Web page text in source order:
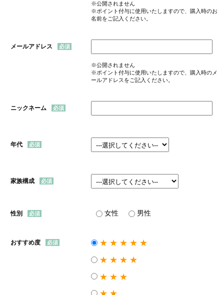
※公開されません
※ポイント付与に使用いたしますので、購入時のお
名前をご記入ください。
メールアドレス
※公開されません
※ポイント付与に使用いたしますので、購入時のメ
ールアドレスをご記入ください。
ニックネーム
年代
家族構成
性別 女性 男性
おすすめ度
★★★★★
★★★★
★★★